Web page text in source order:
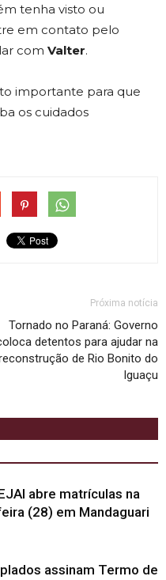
tenha visto ou
em contato pelo
com Valter.
importante para que
os cuidados
Próxima notícia
Tornado no Paraná: Governo
detentos para ajudar na
de Rio Bonito do
Iguaçu
abre matrículas na
(28) em Mandaguari
assinam Termo de